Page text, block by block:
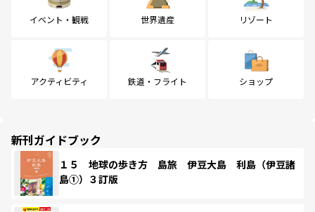
イベント・観戦 世界遺産 リゾート
アクティビティ 鉄道・フライト ショップ
新刊ガイドブック
１５ 地球の歩き方 島旅 伊豆大島 利島（伊豆諸
島①）３訂版